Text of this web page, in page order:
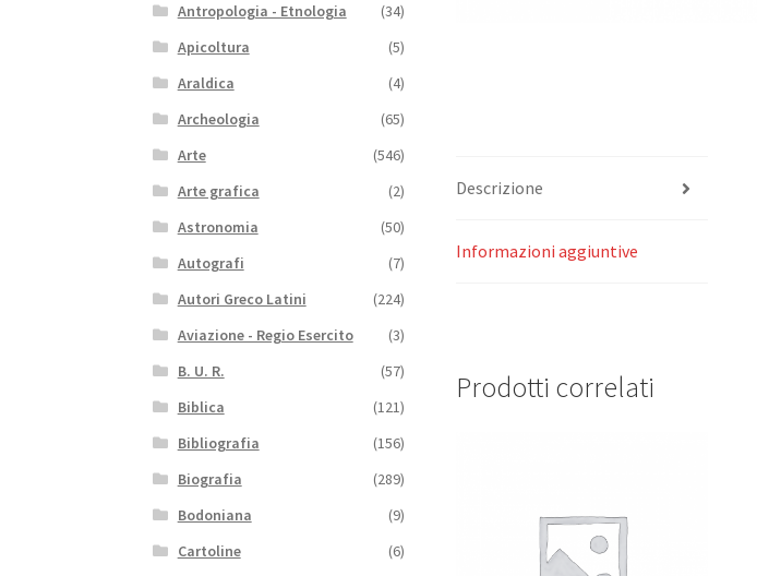
Descrizione
Informazioni aggiuntive
Prodotti correlati
Antropologia - Etnologia
(34)
Apicoltura
(5)
Araldica
(4)
Archeologia
(65)
Arte
(546)
Arte grafica
(2)
Astronomia
(50)
Autografi
(7)
Autori Greco Latini
(224)
Aviazione - Regio Esercito
(3)
B. U. R.
(57)
Biblica
(121)
Bibliografia
(156)
Biografia
(289)
Bodoniana
(9)
Cartoline
(6)